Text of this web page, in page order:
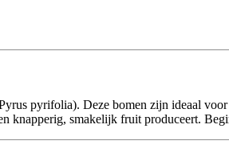
pyrifolia). Deze bomen zijn ideaal
knapperig, smakelijk fruit produceert.